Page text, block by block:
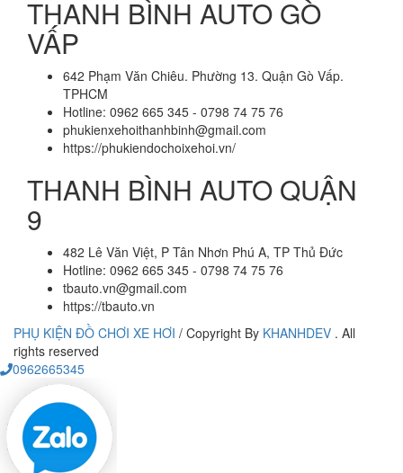
THANH BÌNH AUTO GÒ
VẤP
642 Phạm Văn Chiêu. Phường 13. Quận Gò Vấp.
TPHCM
Hotline: 0962 665 345 - 0798 74 75 76
phukienxehoithanhbinh@gmail.com
https://phukiendochoixehoi.vn/
THANH BÌNH AUTO QUẬN
9
482 Lê Văn Việt, P Tân Nhơn Phú A, TP Thủ Đức
Hotline: 0962 665 345 - 0798 74 75 76
tbauto.vn@gmail.com
https://tbauto.vn
PHỤ KIỆN ĐỒ CHƠI XE HƠI / Copyright By KHANHDEV . All
rights reserved
0962665345